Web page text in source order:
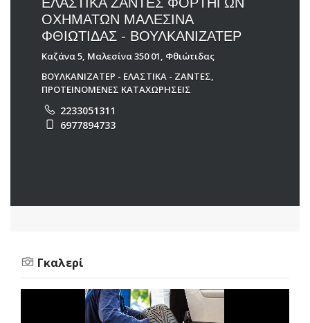
ΟΧΗΜΑΤΩΝ ΜΑΛΕΣΙΝΑ
ΦΘΙΩΤΙΔΑΣ - ΒΟΥΛΚΑΝΙΖΑΤΕΡ
Καζάνα 5, Μαλεσίνα 350 01, Φθιώτιδας
ΒΟΥΛΚΑΝΙΖΑΤΕΡ - ΕΛΑΣΤΙΚΑ - ΖΑΝΤΕΣ,
ΠΡΟΤΕΙΝΟΜΕΝΕΣ ΚΑΤΑΧΩΡΗΣΕΙΣ
2233051311
6977894733
Γκαλερί